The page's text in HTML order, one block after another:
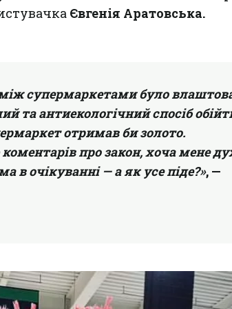
Євгенія Аратовська.
супермаркетами було
та антиекологічний спосіб
отримав би золото.
про закон, хоча мене
в очікуванні — а як усе піде?», —